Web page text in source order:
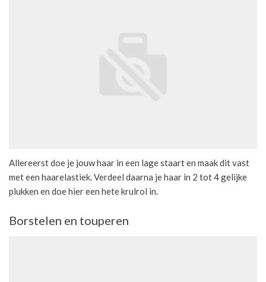
Allereerst doe je jouw haar in een lage staart en maak dit vast
met een haarelastiek. Verdeel daarna je haar in 2 tot 4 gelijke
plukken en doe hier een hete krulrol in.
Borstelen en touperen